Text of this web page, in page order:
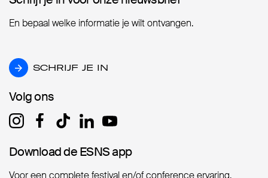
En bepaal welke informatie je wilt ontvangen.
SCHRIJF JE IN
SCHRIJF JE IN
Volg ons
Volg ons
Download de ESNS app
Download de ESNS app
Voor een complete festival en/of conference ervaring.